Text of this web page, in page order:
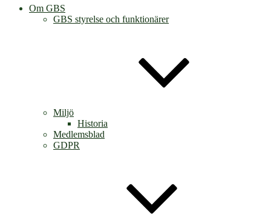
Om GBS
GBS styrelse och funktionärer
Miljö
Historia
Medlemsblad
GDPR